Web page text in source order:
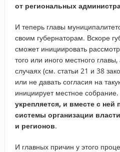
от региональных
И теперь главы
своим губернаторам. Вскоре
сможет инициировать
того или иного местного
случаях (см. статьи 21 и 38
или не давать согласия на
инициирует местное
укрепляется, и вместе с
системы организации
и регионов.
И главных причин у этого